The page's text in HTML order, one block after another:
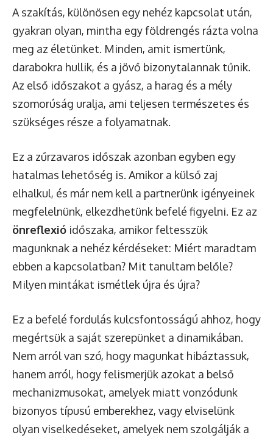
A szakítás, különösen egy nehéz kapcsolat után,
gyakran olyan, mintha egy földrengés rázta volna
meg az életünket. Minden, amit ismertünk,
darabokra hullik, és a jövő bizonytalannak tűnik.
Az első időszakot a gyász, a harag és a mély
szomorúság uralja, ami teljesen természetes és
szükséges része a folyamatnak.
Ez a zűrzavaros időszak azonban egyben egy
hatalmas lehetőség is. Amikor a külső zaj
elhalkul, és már nem kell a partnerünk igényeinek
megfelelnünk, elkezdhetünk befelé figyelni. Ez az
önreflexió időszaka, amikor feltesszük
magunknak a nehéz kérdéseket: Miért maradtam
ebben a kapcsolatban? Mit tanultam belőle?
Milyen mintákat ismétlek újra és újra?
Ez a befelé fordulás kulcsfontosságú ahhoz, hogy
megértsük a saját szerepünket a dinamikában.
Nem arról van szó, hogy magunkat hibáztassuk,
hanem arról, hogy felismerjük azokat a belső
mechanizmusokat, amelyek miatt vonzódunk
bizonyos típusú emberekhez, vagy elviselünk
olyan viselkedéseket, amelyek nem szolgálják a